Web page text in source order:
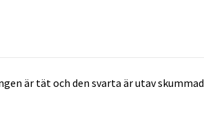
är tät och den svarta är utav skummad